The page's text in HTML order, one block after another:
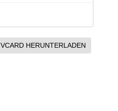
VCARD HERUNTERLADEN